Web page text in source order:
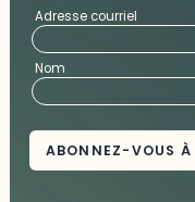
Adresse courriel
Nom